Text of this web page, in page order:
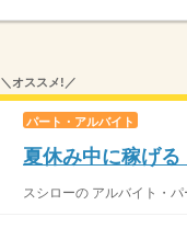
＼オススメ!／
パート・アルバイト
夏休み中に稼げ
スシローの アルバイト・